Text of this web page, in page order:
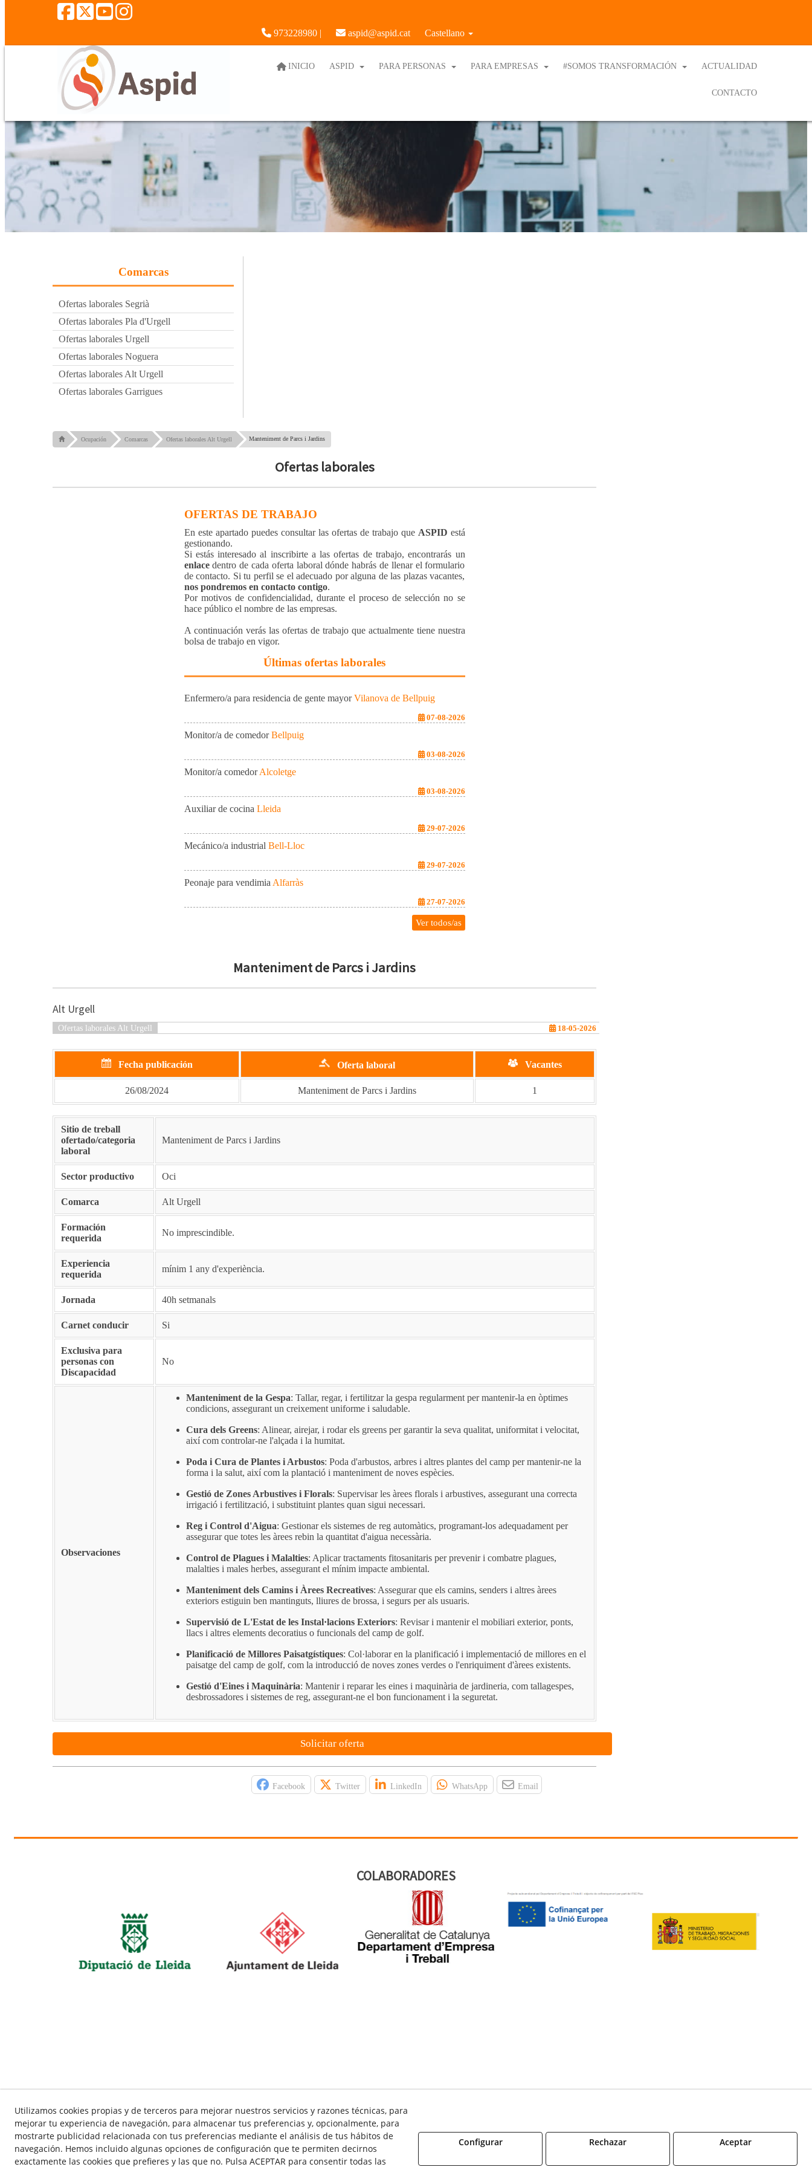
973228980 | aspid@aspid.cat Castellano
INICIO ASPID PARA PERSONAS PARA EMPRESAS #SOMOS TRANSFORMACIÓN ACTUALIDAD
CONTACTO
Comarcas
Ofertas laborales Segrià
Ofertas laborales Pla d'Urgell
Ofertas laborales Urgell
Ofertas laborales Noguera
Ofertas laborales Alt Urgell
Ofertas laborales Garrigues
Ocupación Comarcas Ofertas laborales Alt Urgell Manteniment de Parcs i Jardins
Ofertas laborales
OFERTAS DE TRABAJO
En este apartado puedes consultar las ofertas de trabajo que ASPID está
gestionando.
Si estás interesado al inscribirte a las ofertas de trabajo, encontrarás un
enlacedentro de cada oferta laboral dónde habrás de llenar el formulario
de contacto. Si tu perfil se el adecuado por alguna de las plazas vacantes,
nos pondremos en contacto contigo.
Por motivos de confidencialidad, durante el proceso de selección no se
hace público el nombre de las empresas.
A continuación verás las ofertas de trabajo que actualmente tiene nuestra
bolsa de trabajo en vigor.
Últimas ofertas laborales
Enfermero/a para residencia de gente mayor Vilanova de Bellpuig
07-08-2026
Monitor/a de comedor Bellpuig
03-08-2026
Monitor/a comedor Alcoletge
03-08-2026
Auxiliar de cocina Lleida
29-07-2026
Mecánico/a industrial Bell-Lloc
29-07-2026
Peonaje para vendimia Alfarràs
27-07-2026
Ver todos/as
Manteniment de Parcs i Jardins
Alt Urgell
Ofertas laborales Alt Urgell 18-05-2026
Fecha publicación Oferta laboral Vacantes
26/08/2024 Manteniment de Parcs i Jardins 1
Sitio de treball
ofertado/categoria
laboral
Manteniment de Parcs i Jardins
Sector productivo Oci
Comarca Alt Urgell
Formación
requerida
No imprescindible.
Experiencia
requerida
mínim 1 any d'experiència.
Jornada 40h setmanals
Carnet conducir Si
Exclusiva para
personas con
Discapacidad
No
Observaciones
Manteniment de la Gespa: Tallar, regar, i fertilitzar la gespa regularment per mantenir-la en òptimes
condicions, assegurant un creixement uniforme i saludable.
Cura dels Greens: Alinear, airejar, i rodar els greens per garantir la seva qualitat, uniformitat i velocitat,
així com controlar-ne l'alçada i la humitat.
Poda i Cura de Plantes i Arbustos: Poda d'arbustos, arbres i altres plantes del camp per mantenir-ne la
forma i la salut, així com la plantació i manteniment de noves espècies.
Gestió de Zones Arbustives i Florals: Supervisar les àrees florals i arbustives, assegurant una correcta
irrigació i fertilització, i substituint plantes quan sigui necessari.
Reg i Control d'Aigua: Gestionar els sistemes de reg automàtics, programant-los adequadament per
assegurar que totes les àrees rebin la quantitat d'aigua necessària.
Control de Plagues i Malalties: Aplicar tractaments fitosanitaris per prevenir i combatre plagues,
malalties i males herbes, assegurant el mínim impacte ambiental.
Manteniment dels Camins i Àrees Recreatives: Assegurar que els camins, senders i altres àrees
exteriors estiguin ben mantinguts, lliures de brossa, i segurs per als usuaris.
Supervisió de L'Estat de les Instal·lacions Exteriors: Revisar i mantenir el mobiliari exterior, ponts,
llacs i altres elements decoratius o funcionals del camp de golf.
Planificació de Millores Paisatgístiques: Col·laborar en la planificació i implementació de millores en el
paisatge del camp de golf, com la introducció de noves zones verdes o l'enriquiment d'àrees existents.
Gestió d'Eines i Maquinària: Mantenir i reparar les eines i maquinària de jardineria, com tallagespes,
desbrossadores i sistemes de reg, assegurant-ne el bon funcionament i la seguretat.
Solicitar oferta
Facebook Twitter LinkedIn WhatsApp Email
COLABORADORES
Aviso Legal Política Cookies Política de Privacidad
Utilizamos cookies propias y de terceros para mejorar nuestros servicios y razones técnicas, para
mejorar tu experiencia de navegación, para almacenar tus preferencias y, opcionalmente, para
mostrarte publicidad relacionada con tus preferencias mediante el análisis de tus hábitos de
navegación. Hemos incluido algunas opciones de configuración que te permiten decirnos
exactamente las cookies que prefieres y las que no. Pulsa ACEPTAR para consentir todas las
Configurar Rechazar Aceptar